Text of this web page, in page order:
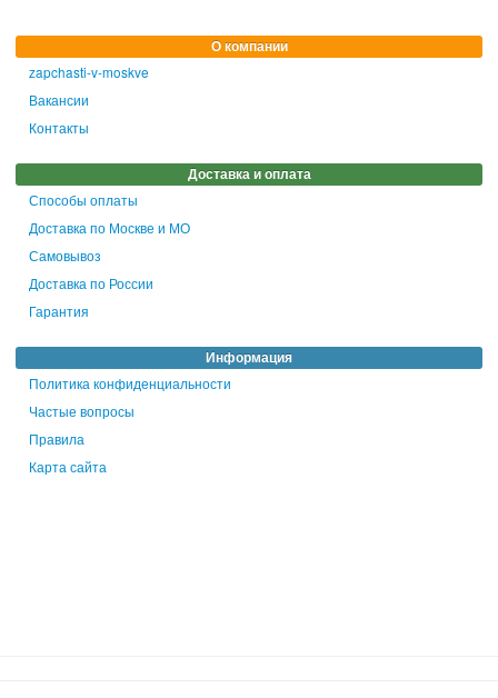
О компании
zapchasti-v-moskve
Вакансии
Контакты
Доставка и оплата
Способы оплаты
Доставка по Москве и МО
Самовывоз
Доставка по России
Гарантия
Информация
Политика конфиденциальности
Частые вопросы
Правила
Карта сайта